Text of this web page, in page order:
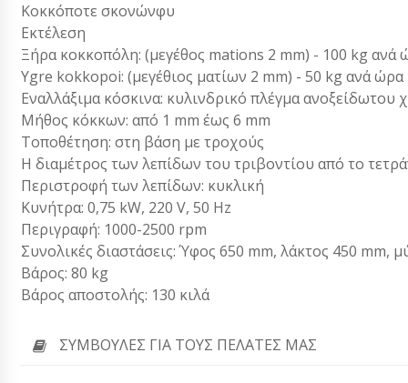
Κοκκόποτε σκονώνφυ
Εκτέλεση
Ξήρα κοκκοπόλη: (μεγέθος mations 2 mm) - 100 kg ανά
Ygre kokkopoi: (μεγέθιος ματίων 2 mm) - 50 kg ανά ώρα
Εναλλάξιμα κόσκινα: κυλινδρικό πλέγμα ανοξείδωτου
Μήθος κόκκων: από 1 mm έως 6 mm
Τοποθέτηση: στη βάση με τροχούς
Η διαμέτρος των λεπίδων του τριβοντίου από το
Περιστροφή των λεπίδων: κυκλική
Κυνήτρα: 0,75 kW, 220 V, 50 Hz
Περιγραφή: 1000-2500 rpm
Συνολικές διαστάσεις: Ύφος 650 mm, λάκτος 450 mm,
Βάρος: 80 kg
Βάρος αποστολής: 130 κιλά
ΣΥΜΒΟΥΛΈΣ ΓΙΑ ΤΟΥΣ ΠΕΛΆΤΕΣ ΜΑΣ